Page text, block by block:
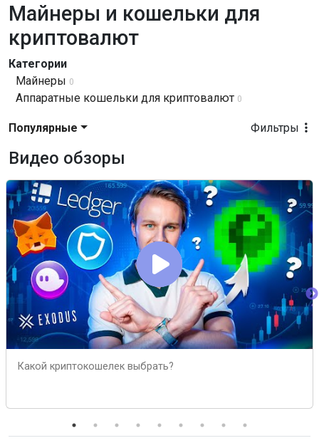
Майнеры и кошельки для
криптовалют
Категории
Майнеры 0
Аппаратные кошельки для криптовалют 0
Фильтры
Популярные
Видео обзоры
Какой криптокошелек выбрать?